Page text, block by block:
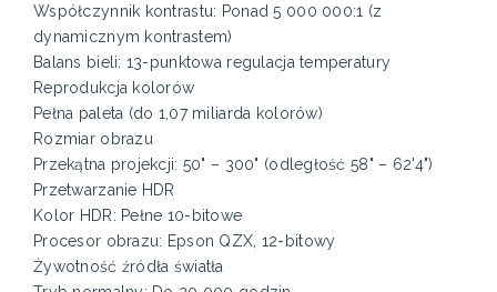
Współczynnik kontrastu: Ponad 5 000 000:1 (z
dynamicznym kontrastem)
Balans bieli: 13-punktowa regulacja temperatury
Reprodukcja kolorów
Pełna paleta (do 1,07 miliarda kolorów)
Rozmiar obrazu
Przekątna projekcji: 50" – 300" (odległość 58" – 62'4")
Przetwarzanie HDR
Kolor HDR: Pełne 10-bitowe
Procesor obrazu: Epson QZX, 12-bitowy
Żywotność źródła światła